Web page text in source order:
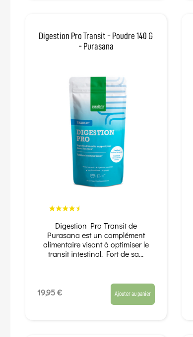
Digestion Pro Transit - Poudre 140 G
- Purasana
Digestion Pro Transit de
Purasana est un complément
alimentaire visant à optimiser le
transit intestinal. Fort de sa...
19,95 € Ajouter au panier